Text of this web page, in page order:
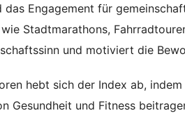
das Engagement für
Stadtmarathons,
und motiviert die
hebt sich der Index ab,
Gesundheit und Fitness